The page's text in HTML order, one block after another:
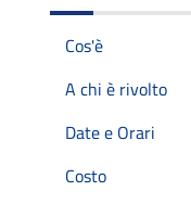
Cos'è
A chi è rivolto
Date e Orari
Costo